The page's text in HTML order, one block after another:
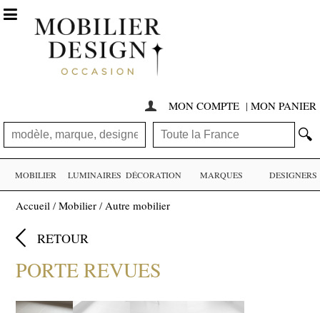
 MON COMPTE | MON PANIER
🔍

MOBILIER LUMINAIRES DÉCORATION MARQUES DESIGNERS
Accueil /Mobilier /Autre mobilier
 RETOUR
PORTE REVUES